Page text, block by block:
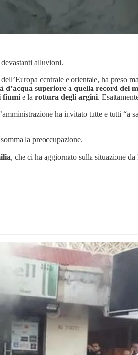
alluvioni.
centrale e orientale, ha preso
d’acqua superiore a quella record del
fiumi e la rottura degli argini.
ha invitato tutte e tutti “a
la preoccupazione.
, che ci ha aggiornato sulla situazione da